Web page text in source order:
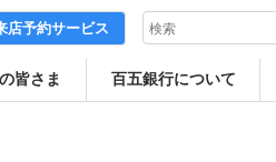
店予約サービス
皆さま 百五銀行について